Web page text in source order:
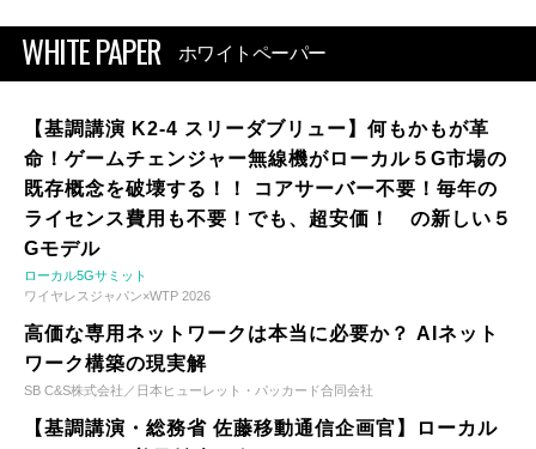
WHITE PAPER ホワイトペーパー
【基調講演 K2-4 スリーダブリュー】何もかもが革
命！ゲームチェンジャー無線機がローカル５G市場の
既存概念を破壊する！！ コアサーバー不要！毎年の
ライセンス費用も不要！でも、超安価！ の新しい５
Gモデル
ローカル5Gサミット
ワイヤレスジャパン×WTP 2026
高価な専用ネットワークは本当に必要か？ AIネット
ワーク構築の現実解
SB C&S株式会社／日本ヒューレット・パッカード合同会社
【基調講演・総務省 佐藤移動通信企画官】ローカル